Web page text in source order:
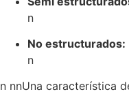
n
No estructurados:
n
n nnUna característica